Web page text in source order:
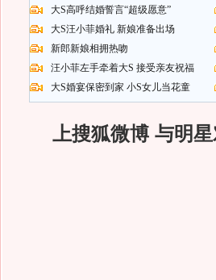
大S高呼结婚誓言“超级愿意”
大S汪小菲婚礼 新娘准备出场
新郎新娘相拥热吻
汪小菲左手牵着大S 接受亲友祝福
大S婚宴保密到家 小S女儿当花童
上搜狐微博 与明星